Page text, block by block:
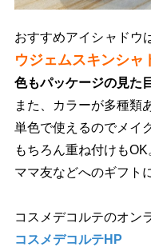
おすすめアイシャドウ
ウジェムスキンシャ
色もパッケージの見た
また、カラーが多種類
単色で使えるのでメイ
もちろん重ね付けもOK
ママ友などへのギフト
コスメデコルテのオン
コスメデコルテHP